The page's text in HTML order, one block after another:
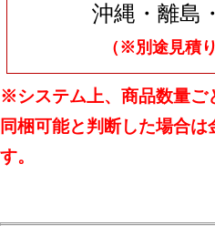
沖縄・離島
（※別途見積
※システム上、商品数量ご
同梱可能と判断した場合
す。